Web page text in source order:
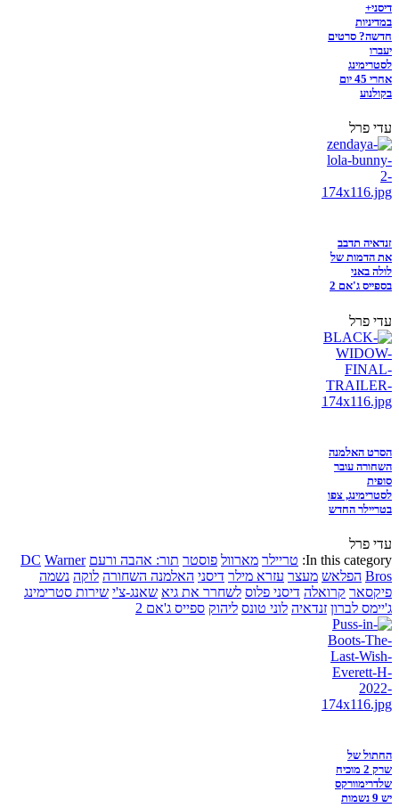
דיסני+
במדיניות
חדשה? סרטים
יעברו
לסטרימינג
אחרי 45 יום
בקולנוע
עדי פרל
זנדאיה תדבב
את הדמות של
לולה באני
בספייס ג'אם 2
עדי פרל
הסרט האלמנה
השחורה עובר
סופית
לסטרימינג, צפו
בטריילר החדש
עדי פרל
In this category: טריילר מארוול פוסטר תור: אהבה ורעם DC Warner
Bros הפלאש מעצר עזרא מילר דיסני האלמנה השחורה לוקה נשמה
פיקסאר קרואלה דיסני פלוס לשחרר את גיא שאנג-צ'י שירות סטרימינג
ג'יימס לברון זנדאיה לוני טונס ליהוק ספייס ג'אם 2
החתול של
שרק 2 מוכיח
שלדרימוורקס
יש 9 נשמות